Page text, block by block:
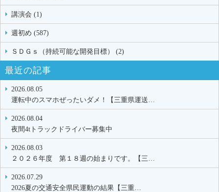
講演会 (1)
週初め (587)
ＳＤＧｓ（持続可能な開発目標） (2)
最近の記事
2026.08.05
運転中のスマホぜったいダメ！【三重県運送…
2026.08.04
夜間4tトラックドライバー募集中
2026.08.03
２０２６年度 第１８週の始まりです。【三…
2026.07.29
2026夏の交通安全県民運動の結果【三重…